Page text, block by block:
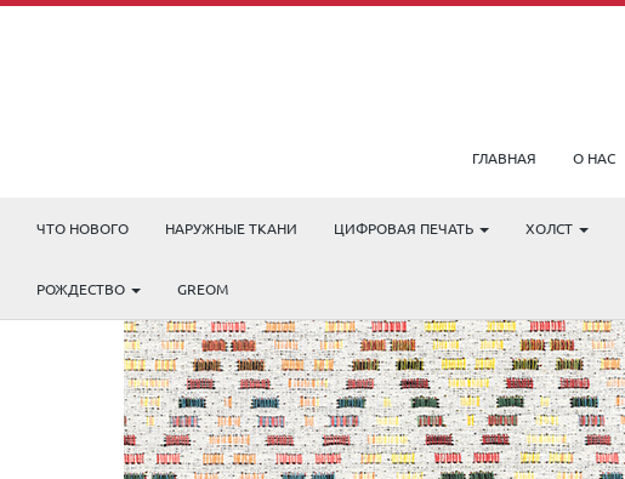
ГЛАВНАЯ О НАС
ЧТО НОВОГО НАРУЖНЫЕ ТКАНИ ЦИФРОВАЯ ПЕЧАТЬ ХОЛСТ
РОЖДЕСТВО GREOM